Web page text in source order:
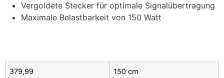
Vergoldete Stecker für optimale Signalübertragung
Maximale Belastbarkeit von 150 Watt
379,99 150 cm